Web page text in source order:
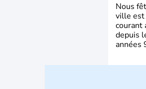
Nous
ville est
courant
depuis
années